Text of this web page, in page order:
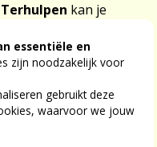
Terhulpen kan je
met
ontdekt de natuur op
intussen van een
essentiële en
zijn noodzakelijk voor
gebruikt deze
waarvoor we jouw